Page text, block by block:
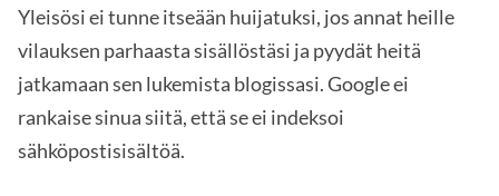
Yleisösi ei tunne itseään huijatuksi, jos annat heille
vilauksen parhaasta sisällöstäsi ja pyydät heitä
jatkamaan sen lukemista blogissasi. Google ei
rankaise sinua siitä, että se ei indeksoi
sähköpostisisältöä.